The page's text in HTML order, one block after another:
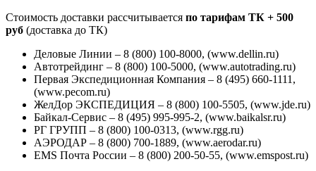
Стоимость доставки рассчитывается по тарифам ТК + 500
руб (доставка до ТК)
Деловые Линии – 8 (800) 100-8000, (www.dellin.ru)
Автотрейдинг – 8 (800) 100-5000, (www.autotrading.ru)
Первая Экспедиционная Компания – 8 (495) 660-1111,
(www.pecom.ru)
ЖелДор ЭКСПЕДИЦИЯ – 8 (800) 100-5505, (www.jde.ru)
Байкал-Сервис – 8 (495) 995-995-2, (www.baikalsr.ru)
РГ ГРУПП – 8 (800) 100-0313, (www.rgg.ru)
АЭРОДАР – 8 (800) 700-1889, (www.aerodar.ru)
EMS Почта России – 8 (800) 200-50-55, (www.emspost.ru)